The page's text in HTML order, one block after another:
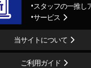
スタッフの一推し
サービス
当サイトについて
ご利用ガイド